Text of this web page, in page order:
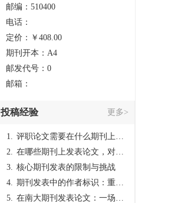
邮编：510400
电话：
定价：￥408.00
期刊开本：A4
邮发代号：0
邮箱：
投稿经验 更多>
1. 评职论文需要在什么期刊上发表？
2. 在哪些期刊上发表论文，对考研有优势？
3. 核心期刊发表的限制与挑战
4. 期刊发表中的作者标识：重要性与实践
5. 在南大期刊发表论文：一场知识探索与学术成就的旅程